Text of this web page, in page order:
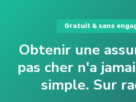
Gratuit & sans
Obtenir une
pas cher n'a
simple. Sur